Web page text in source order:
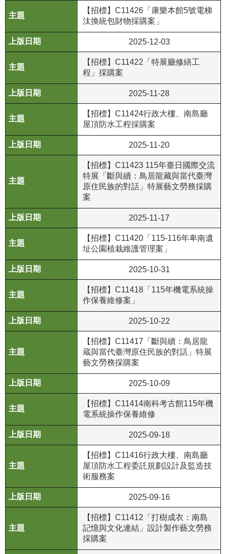
策
資
訊
安
宣
為
民
服
務
皮
政
府
公
資
【招標】C11426「康樂本館5號電梯
汰換統包財物採購案」
2025-12-03
【招標】C11422「特展廳修繕工
程」採購案
2025-11-28
【招標】C11424行政大樓、南島廳
屋頂防水工程採購案
2025-11-20
【招標】C11423 115年臺日國際交流
特展「斷與續：鳥居龍藏與當代臺灣
原住民族的對話」特展藝文勞務採購
案
2025-11-17
【招標】C11420「115-116年卑南遺
址公園植栽維護管理案」
2025-10-31
【招標】C11418「115年機電系統操
作保養維修案」
2025-10-22
【招標】C11417「斷與續：鳥居龍
蔵與當代臺灣原住民族的對話」特展
藝文勞務採購案
2025-10-09
【招標】C11414南科考古館115年機
電系統操作保養維修
2025-09-18
【招標】C11416行政大樓、南島廳
屋頂防水工程委託規劃設計及監造技
術服務案
2025-09-16
【招標】C11412「打樹成衣：南島
記憶與文化連結」設計製作藝文勞務
採購案